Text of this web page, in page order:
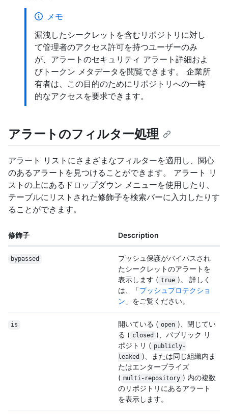
メモ
漏洩したシークレットを含むリポジトリに対し
て管理者のアクセス許可を持つユーザーのみ
が、アラートのセキュリティ アラート詳細およ
びトークン メタデータを閲覧できます。 企業所
有者は、この目的のためにリポジトリへの一時
的なアクセスを要求できます。
アラートのフィルター処理
アラート リストにさまざまなフィルターを適用し、関心
のあるアラートを見つけることができます。 アラート リ
ストの上にあるドロップダウン メニューを使用したり、
テーブルにリストされた修飾子を検索バーに入力したりす
ることができます。
修飾子 Description
bypassed
プッシュ保護がバイパスされ
たシークレットのアラートを
表示します ( true )。 詳しく
は、「プッシュプロテクショ
ン 」をご覧ください。
is 開いている ( open )、閉じてい
る ( closed )、パブリック リ
ポジトリ ( publicly-
leaked )、または同じ組織内ま
たはエンタープライズ
( multi-repository ) 内の複数
のリポジトリにあるアラート
を表示します。